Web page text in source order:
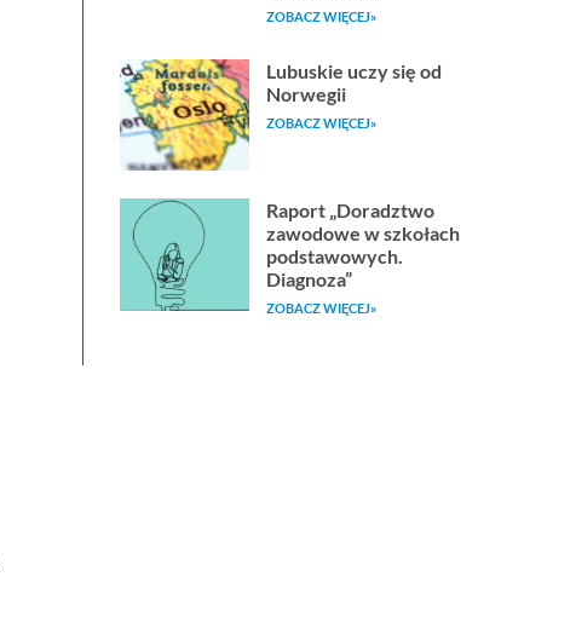
ZOBACZ WIĘCEJ»
Lubuskie uczy się od
Norwegii
ZOBACZ WIĘCEJ»
Raport „Doradztwo
zawodowe w szkołach
podstawowych.
Diagnoza”
ZOBACZ WIĘCEJ»